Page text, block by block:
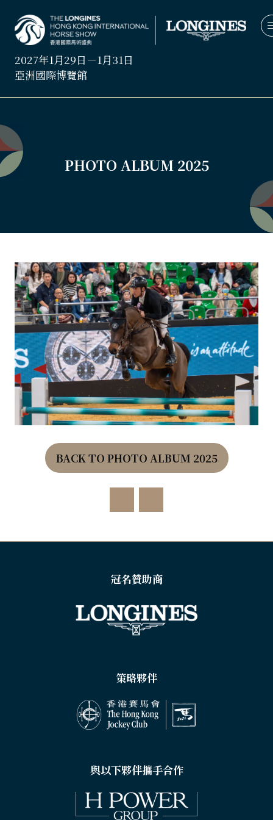
2027年1月29日－1月31日
亞洲國際博覽館
PHOTO ALBUM 2025
BACK TO PHOTO ALBUM 2025
(OPENS
NEW
冠名贊助商
策略夥伴
與以下夥伴攜手合作